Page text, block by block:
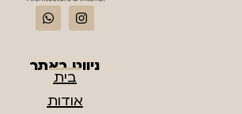
ניווט באתר
בית
אודות